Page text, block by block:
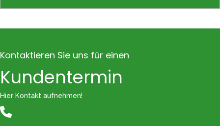
Kontaktieren Sie uns für einen
Kundentermin
Hier Kontakt aufnehmen!